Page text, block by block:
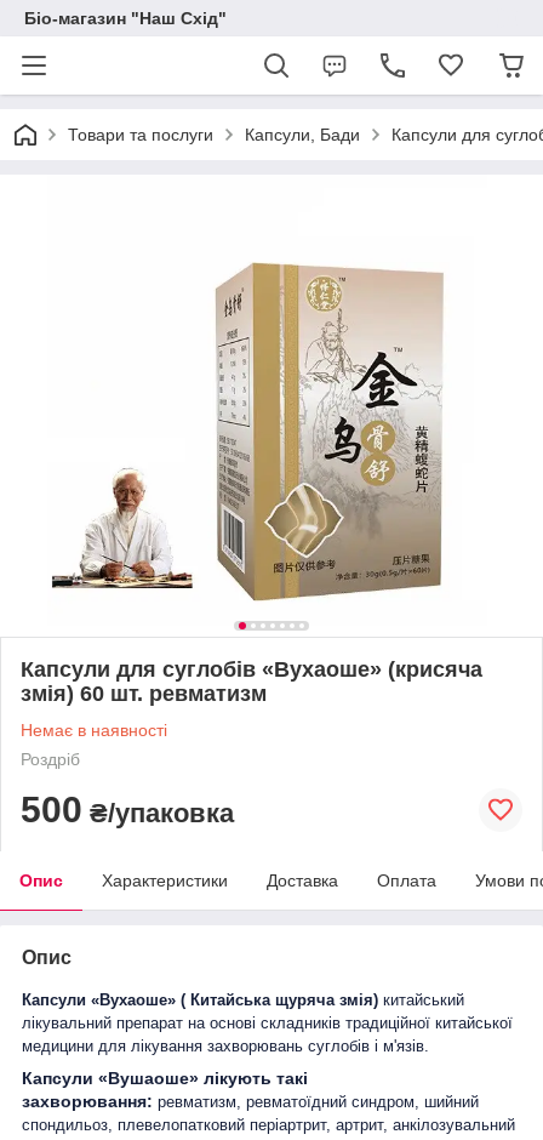
Біо-магазин "Наш Схід"
Товари та послуги Капсули, Бади Капсули для
Капсули для суглобів «Вухаоше» (крисяча
змія) 60 шт. ревматизм
Немає в наявності
Роздріб
500 ₴/упаковка
Опис Характеристики Доставка Оплата Умови
Опис
Капсули «Вухаоше» ( Китайська щуряча змія) китайський
лікувальний препарат на основі складників традиційної китайської
медицини для лікування захворювань суглобів і м'язів.
Капсули «Вушаоше» лікують такі
захворювання: ревматизм, ревматоїдний синдром, шийний
спондильоз, плевелопатковий періартрит, артрит, анкілозувальний